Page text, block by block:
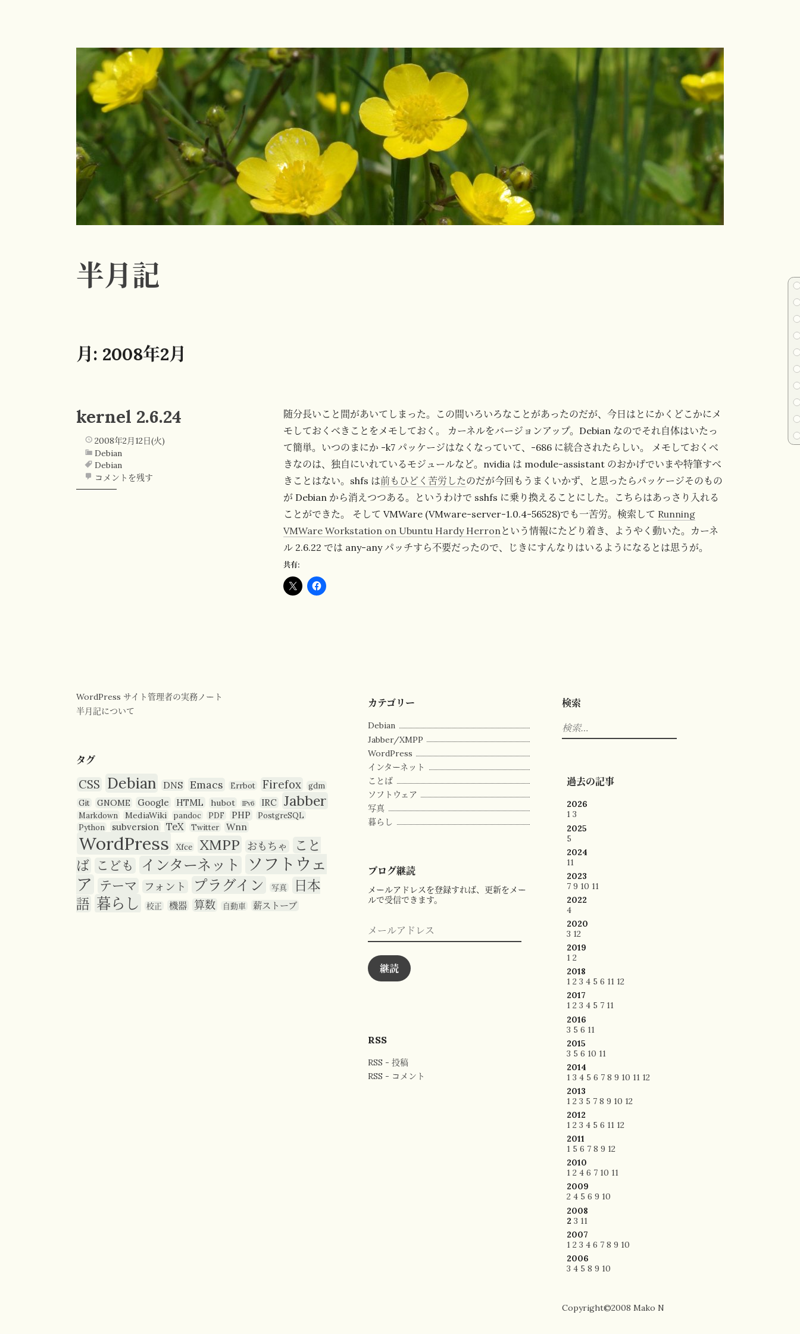
テ
ツ
へ
ス
キ
プ
半月記
月: 2008年2月
kernel 2.6.24
2008年2月12日(火)
Debian
Debian
コメントを残す
随分長いこと間があいてしまった。この間いろいろなことがあったのだが、今日はとにかくどこかにメ
モしておくべきことをメモしておく。 カーネルをバージョンアップ。Debian なのでそれ自体はいたっ
て簡単。いつのまにか -k7 パッケージはなくなっていて、-686 に統合されたらしい。 メモしておくべ
きなのは、独自にいれているモジュールなど。nvidia は module-assistant のおかげでいまや特筆すべ
きことはない。shfs は前もひどく苦労したのだが今回もうまくいかず、と思ったらパッケージそのもの
が Debian から消えつつある。というわけで sshfs に乗り換えることにした。こちらはあっさり入れる
ことができた。 そして VMWare (VMware-server-1.0.4-56528)でも一苦労。検索して Running
VMWare Workstation on Ubuntu Hardy Herronという情報にたどり着き、ようやく動いた。カーネ
ル 2.6.22 では any-any パッチすら不要だったので、じきにすんなりはいるようになるとは思うが。
共有:
WordPress サイト管理者の実務ノート
半月記について
タグ
CSS Debian DNS Emacs Errbot Firefox
gdm
Git
GNOME Google HTML hubot IPv6 IRC Jabber
Markdown MediaWiki pandoc PDF PHP
PostgreSQL
Python
subversion TeX Twitter Wnn
WordPress Xfce XMPP おもちゃ
こと
ば こども インターネット
ソフトウェ
ア
テーマ フォント プラグイン 写真
日本
語 暮らし 校正 機器 算数 自動車 薪ストーブ
カテゴリー
Debian
Jabber/XMPP
WordPress
インターネット
ことば
ソフトウェア
写真
暮らし
ブログ継読
メールアドレスを登録すれば、更新をメー
ルで受信できます。
メ
ー
ル
ア
ド
レ
継読
RSS
RSS - 投稿
RSS - コメント
検索
検
索:
過去の記事
2026
1 3
2025
5
2024
11
2023
7 9 10 11
2022
4
2020
3 12
2019
1 2
2018
1 2 3 4 5 6 11 12
2017
1 2 3 4 5 7 11
2016
3 5 6 11
2015
3 5 6 10 11
2014
1 3 4 5 6 7 8 9 10 11 12
2013
1 2 3 5 7 8 9 10 12
2012
1 2 3 4 5 6 11 12
2011
1 5 6 7 8 9 12
2010
1 2 4 6 7 10 11
2009
2 4 5 6 9 10
2008
2 3 11
2007
1 2 3 4 6 7 8 9 10
2006
3 4 5 8 9 10
Copyright©2008 Mako N